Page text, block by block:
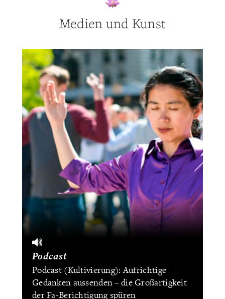
Medien und Kunst
Podcast
Podcast (Kultivierung): Aufrichtige
Gedanken aussenden – die Großartigkeit
der Fa-Berichtigung spüren